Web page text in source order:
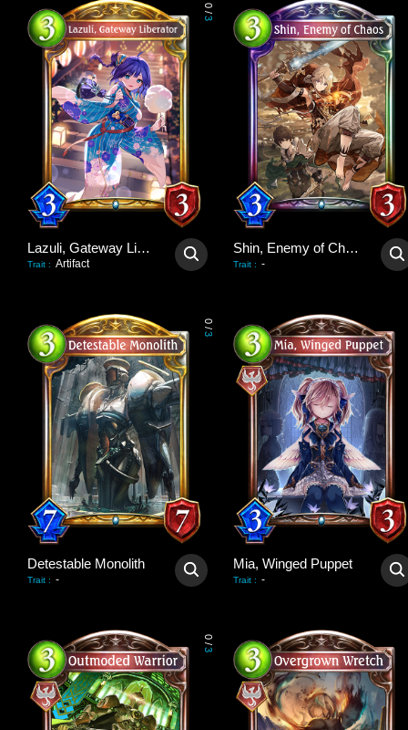
0
/
3
Lazuli, Gateway Liberator
Trait : Artifact
Shin, Enemy of Chaos
Trait : -
0
/
3
Detestable Monolith
Trait : -
Mia, Winged Puppet
Trait : -
0
/
3